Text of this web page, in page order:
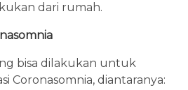
dari rumah.
bisa dilakukan untuk
Coronasomnia, diantaranya: